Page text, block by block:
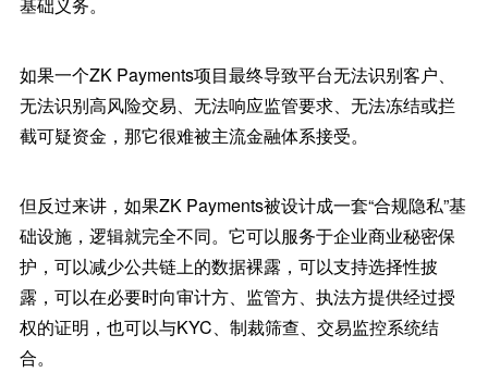
如果一个ZK Payments项目最终导致平台无法识别客户、
无法识别高风险交易、无法响应监管要求、无法冻结或拦
截可疑资金，那它很难被主流金融体系接受。
但反过来讲，如果ZK Payments被设计成一套“合规隐私”基
础设施，逻辑就完全不同。它可以服务于企业商业秘密保
护，可以减少公共链上的数据裸露，可以支持选择性披
露，可以在必要时向审计方、监管方、执法方提供经过授
权的证明，也可以与KYC、制裁筛查、交易监控系统结
合。